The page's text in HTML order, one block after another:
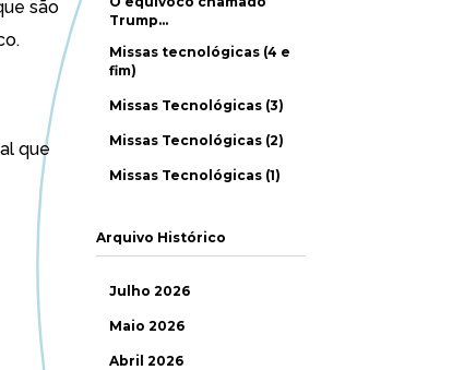
são
que
Trump…
Missas tecnológicas (4 e
fim)
Missas Tecnológicas (3)
Missas Tecnológicas (2)
Missas Tecnológicas (1)
Arquivo Histórico
Julho 2026
Maio 2026
Abril 2026